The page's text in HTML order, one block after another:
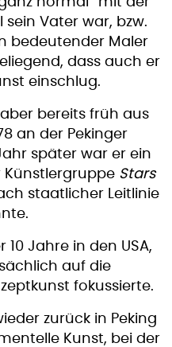
sein Vater war, bzw.
bedeutender Maler
dass auch er
einschlug.
bereits früh aus
an der Pekinger
später war er ein
Stars
staatlicher Leitlinie
10 Jahre in den USA,
auf die
fokussierte.
zurück in Peking
Kunst, bei der